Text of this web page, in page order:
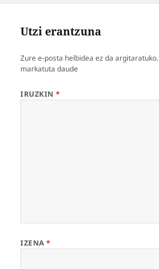
Utzi erantzuna
Zure e-posta helbidea ez da argitaratuko.
markatuta daude
IRUZKIN*
IZENA*